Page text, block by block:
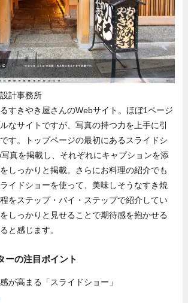
計事務所
すきやき屋さんのWebサイト。ほぼ1ページ
なサイトですが、写真の持つ力を上手に引
す。トップページの最初にあるスライドシ
真を掲載し、それぞれにキャプションを添
しっかりと掲載。さらにお料理の紹介でも
イドショーを使って、美味しそうなすき焼
をステップ・バイ・ステップで紹介してい
しっかりと見せることで期待感を抱かせる
と感じます。
ーの注目ポイント
が高まる「スライドショー」